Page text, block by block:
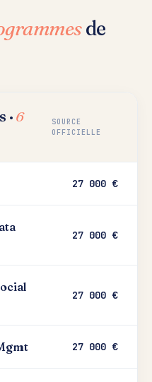
de
· 6
SOURCE
OFFICIELLE
27 000 €
27 000 €
27 000 €
27 000 €